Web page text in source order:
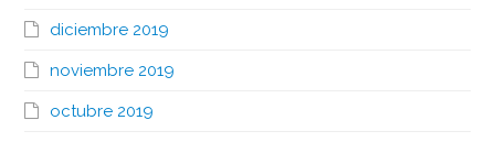
diciembre 2019
noviembre 2019
octubre 2019